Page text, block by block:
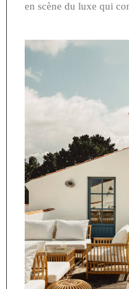
en scène du luxe qui